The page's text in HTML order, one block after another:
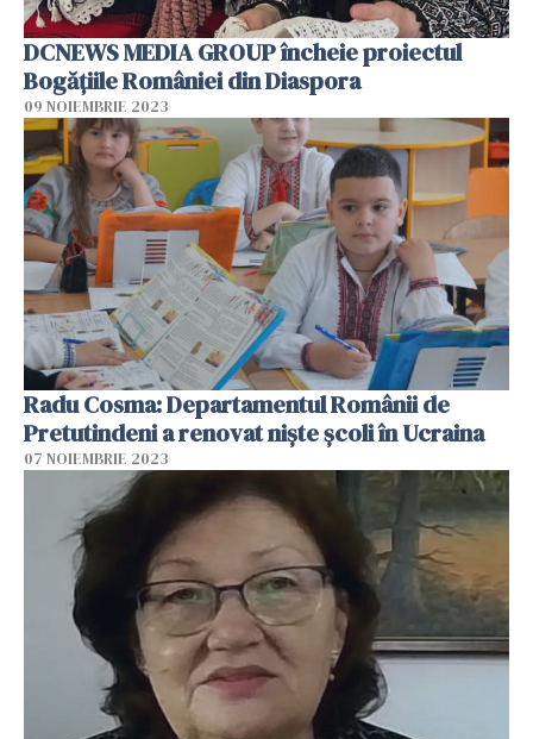
DCNEWS MEDIA GROUP încheie proiectul
Bogățiile României din Diaspora
09 NOIEMBRIE 2023
Radu Cosma: Departamentul Românii de
Pretutindeni a renovat niște școli în Ucraina
07 NOIEMBRIE 2023